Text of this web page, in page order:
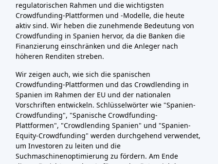
regulatorischen Rahmen und die wichtigsten
Crowdfunding-Plattformen und -Modelle, die heute
aktiv sind. Wir heben die zunehmende Bedeutung von
Crowdfunding in Spanien hervor, da die Banken die
Finanzierung einschränken und die Anleger nach
höheren Renditen streben.
Wir zeigen auch, wie sich die spanischen
Crowdfunding-Plattformen und das Crowdlending in
Spanien im Rahmen der EU und der nationalen
Vorschriften entwickeln. Schlüsselwörter wie "Spanien-
Crowdfunding", "Spanische Crowdfunding-
Plattformen", "Crowdlending Spanien" und "Spanien-
Equity-Crowdfunding" werden durchgehend verwendet,
um Investoren zu leiten und die
Suchmaschinenoptimierung zu fördern. Am Ende